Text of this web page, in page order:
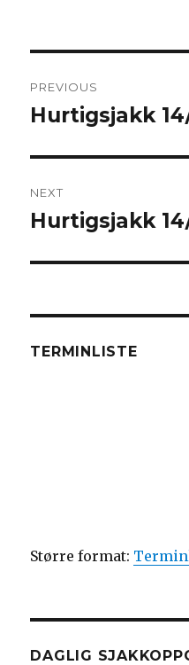
navigation
PREVIOUS
Previous
Hurtigsjakk
NEXT
Next
Hurtigsjakk
TERMINLISTE
Større format:
DAGLIG